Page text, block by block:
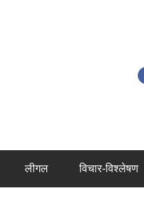
लीगल विचार-विश्लेषण